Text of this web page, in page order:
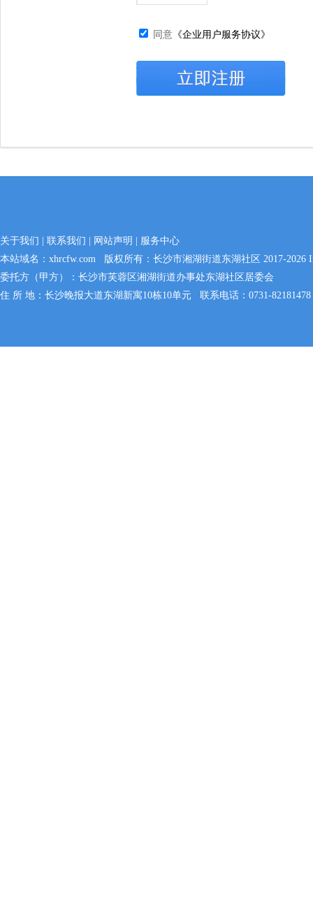
同意 《企业用户服务协议》
关于我们 联系我们 网站声明
服务中心
本站域名： xhrcfw.com 版权所有：长沙市湘湖街道东湖社区 2017-2026
委托方（甲方）：长沙市芙蓉区湘湖街道办事处东湖社区居委会
住 所 地：长沙晚报大道东湖新寓10栋10单元 联系电话：0731-